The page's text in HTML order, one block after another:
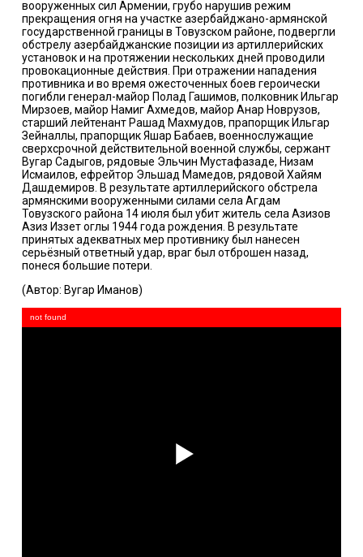
вооруженных сил Армении, грубо нарушив режим
прекращения огня на участке азербайджано-армянской
государственной границы в Товузском районе, подвергли
обстрелу азербайджанские позиции из артиллерийских
установок и на протяжении нескольких дней проводили
провокационные действия. При отражении нападения
противника и во время ожесточенных боев героически
погибли генерал-майор Полад Гашимов, полковник Ильгар
Мирзоев, майор Намиг Ахмедов, майор Анар Новрузов,
старший лейтенант Рашад Махмудов, прапорщик Ильгар
Зейналлы, прапорщик Яшар Бабаев, военнослужащие
сверхсрочной действительной военной службы, сержант
Вугар Садыгов, рядовые Эльчин Мустафазаде, Низам
Исмаилов, ефрейтор Эльшад Мамедов, рядовой Хайям
Дашдемиров. В результате артиллерийского обстрела
армянскими вооруженными силами села Агдам
Товузского района 14 июля был убит житель села Азизов
Азиз Иззет оглы 1944 года рождения. В результате
принятых адекватных мер противнику был нанесен
серьёзный ответный удар, враг был отброшен назад,
понеся большие потери.
(Автор: Вугар Иманов)